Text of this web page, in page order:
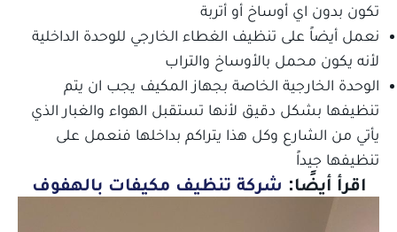
تكون بدون اي أوساخ أو أتربة
نعمل أيضاً على تنظيف الغطاء الخارجي للوحدة الداخلية
لأنه يكون محمل بالأوساخ والتراب
الوحدة الخارجية الخاصة بجهاز المكيف يجب ان يتم
تنظيفها بشكل دقيق لأنها تستقبل الهواء والغبار الذي
يأتي من الشارع وكل هذا يتراكم بداخلها فنعمل على
تنظيفها جيداً
اقرأ أيضًا: شركة تنظيف مكيفات بالهفوف